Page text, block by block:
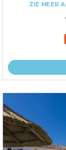
ZIE MEER